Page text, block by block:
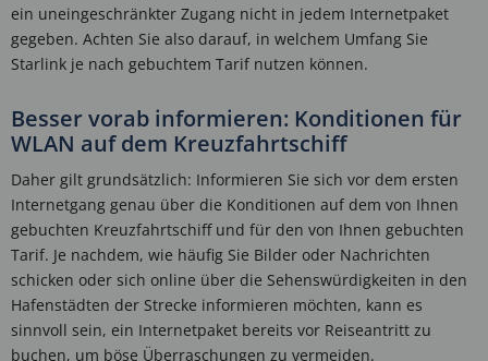
ein uneingeschränkter Zugang nicht in jedem Internetpaket
gegeben. Achten Sie also darauf, in welchem Umfang Sie
Starlink je nach gebuchtem Tarif nutzen können.
Besser vorab informieren: Konditionen für
WLAN auf dem Kreuzfahrtschiff
Daher gilt grundsätzlich: Informieren Sie sich vor dem ersten
Internetgang genau über die Konditionen auf dem von Ihnen
gebuchten Kreuzfahrtschiff und für den von Ihnen gebuchten
Tarif. Je nachdem, wie häufig Sie Bilder oder Nachrichten
schicken oder sich online über die Sehenswürdigkeiten in den
Hafenstädten der Strecke informieren möchten, kann es
sinnvoll sein, ein Internetpaket bereits vor Reiseantritt zu
buchen, um böse Überraschungen zu vermeiden.